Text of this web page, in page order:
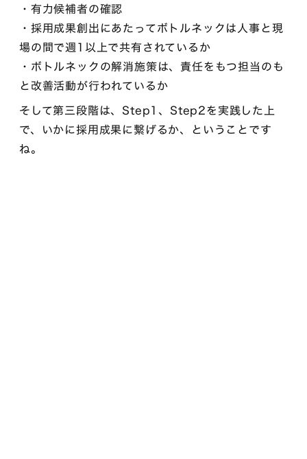
・有力候補者の確認
・採用成果創出にあたってボトルネックは人事と現
場の間で週1以上で共有されているか
・ボトルネックの解消施策は、責任をもつ担当のも
と改善活動が行われているか
そして第三段階は、Step1、Step2を実践した上
で、いかに採用成果に繋げるか、ということです
ね。